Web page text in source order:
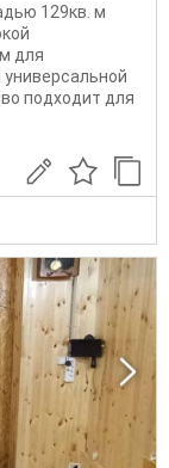
129кв. м
для
подходит для